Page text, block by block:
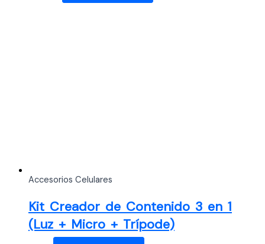
Accesorios Celulares
Kit Creador de Contenido 3 en 1
(Luz + Micro + Trípode)